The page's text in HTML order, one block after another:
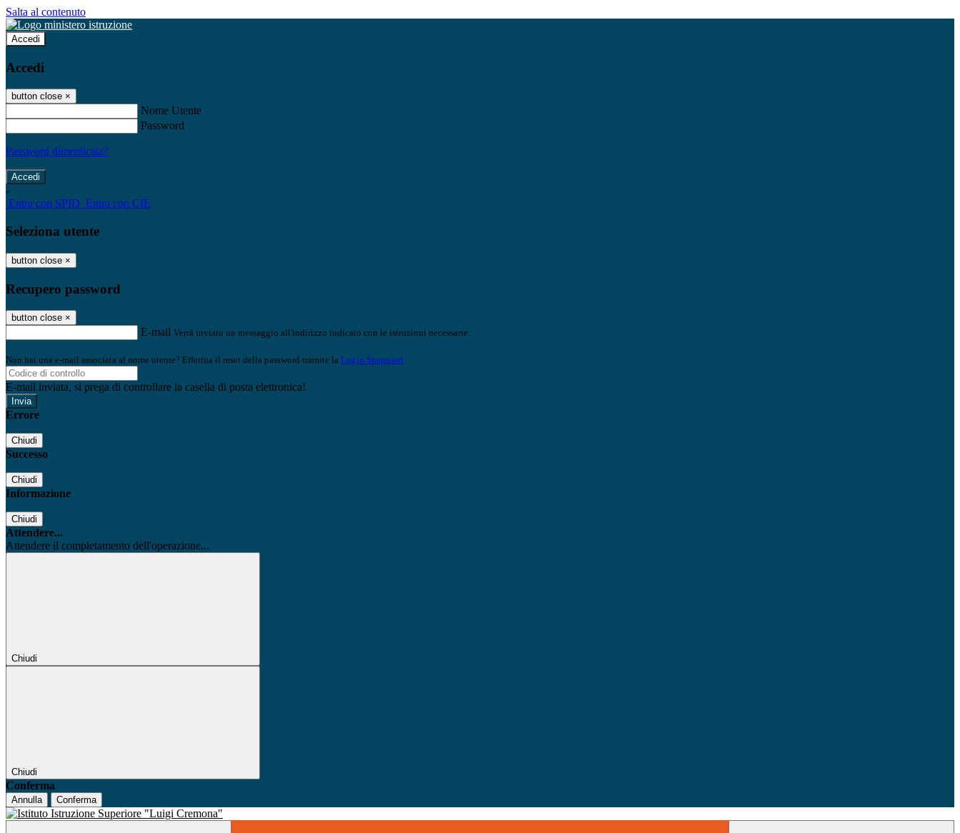
Salta al contenuto
Accedi
Accedi
button close ×
Nome Utente
Password
Password dimenticata?
-
Entra con SPID Entra con CIE
Seleziona utente
button close ×
Recupero password
button close ×
E-mail Verrà inviato un messaggio all'indirizzo indicato con le istruzioni necessarie.
Non hai una e-mail associata al nome utente? Effettua il reset della password tramite la Login Spaggiari
E-mail inviata, si prega di controllare la casella di posta elettronica!
Errore
Chiudi
Successo
Chiudi
Informazione
Chiudi
Attendere...
Attendere il completamento dell'operazione...
Chiudi
Chiudi
Conferma
Annulla Conferma